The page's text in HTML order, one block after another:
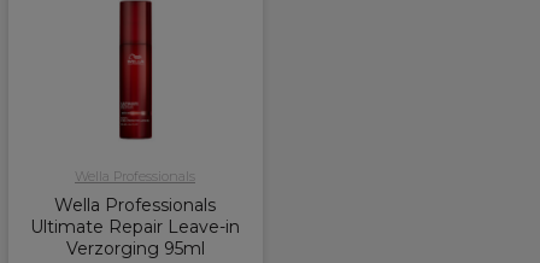
Wella Professionals
Wella Professionals
Ultimate Repair Leave-in
Verzorging 95ml